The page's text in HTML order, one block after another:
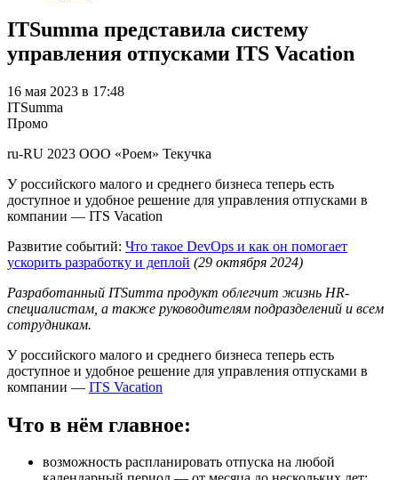
ITSumma представила систему
управления отпусками ITS Vacation
16 мая 2023 в 17:48
ITSumma
Промо
ru-RU 2023 ООО «Роем» Текучка
У российского малого и среднего бизнеса теперь есть
доступное и удобное решение для управления отпусками в
компании — ITS Vacation
Развитие событий: Что такое DevOps и как он помогает
ускорить разработку и деплой (29 октября 2024)
Разработанный ITSumma продукт облегчит жизнь HR-
специалистам, а также руководителям подразделений и всем
сотрудникам.
У российского малого и среднего бизнеса теперь есть
доступное и удобное решение для управления отпусками в
компании — ITS Vacation
Что в нём главное:
возможность распланировать отпуска на любой